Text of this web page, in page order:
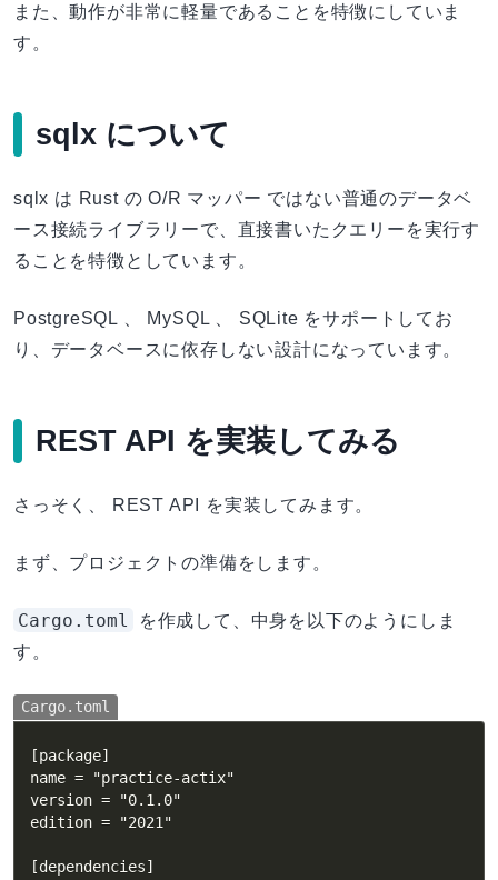
また、動作が非常に軽量であることを特徴にしていま
す。
sqlx について
sqlx は Rust の O/R マッパー ではない普通のデータベ
ース接続ライブラリーで、直接書いたクエリーを実行す
ることを特徴としています。
PostgreSQL 、 MySQL 、 SQLite をサポートしてお
り、データベースに依存しない設計になっています。
REST API を実装してみる
さっそく、 REST API を実装してみます。
まず、プロジェクトの準備をします。
Cargo.toml
を作成して、中身を以下のようにしま
す。
Cargo.toml
[package]
name = "practice-actix"
version = "0.1.0"
edition = "2021"
[dependencies]